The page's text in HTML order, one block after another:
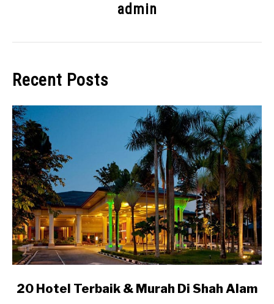
admin
Recent Posts
link
20 Hotel Terbaik & Murah Di Shah Alam